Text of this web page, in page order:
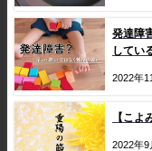
発達障
してい
2022年
【こよ
2022年9